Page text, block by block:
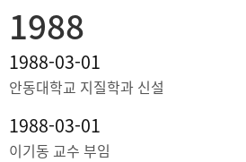
1988
1988-03-01
안동대학교 지질학과 신설
1988-03-01
이기동 교수 부임